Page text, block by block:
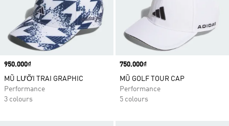
Price
950.000₫
MŨ LƯỠI TRAI GRAPHIC
Performance
3 colours
Price
750.000₫
MŨ GOLF TOUR CAP
Performance
5 colours